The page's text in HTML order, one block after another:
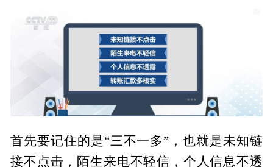
首先要记住的是“三不一多”，也就是未知链
接不点击，陌生来电不轻信，个人信息不透